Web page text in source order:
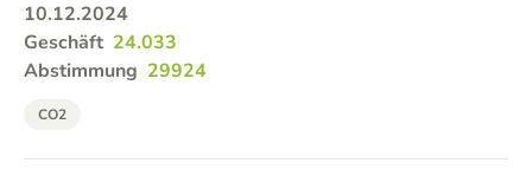
10.12.2024
Geschäft 24.033
Abstimmung 29924
CO2